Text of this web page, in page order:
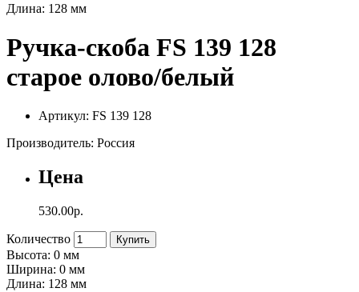
Длина: 128 мм
Ручка-скоба FS 139 128
старое олово/белый
Артикул: FS 139 128
Производитель: Россия
Цена
530.00р.
Количество Купить
Высота: 0 мм
Ширина: 0 мм
Длина: 128 мм